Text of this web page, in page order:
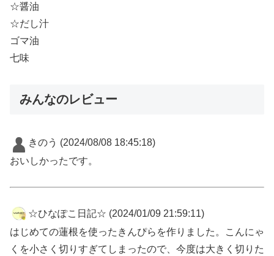
☆醤油
☆だし汁
ゴマ油
七味
みんなのレビュー
きのう (2024/08/08 18:45:18)
おいしかったです。
☆ひなぽこ日記☆ (2024/01/09 21:59:11)
はじめての蓮根を使ったきんぴらを作りました。こんにゃ
くを小さく切りすぎてしまったので、今度は大きく切りた